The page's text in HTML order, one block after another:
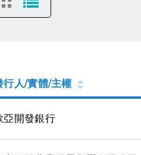
行人/實體/主權
亞開發銀行